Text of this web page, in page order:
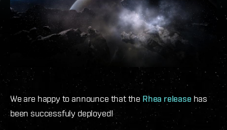
We are happy to announce that the Rhea release has
been successfuly deployed!